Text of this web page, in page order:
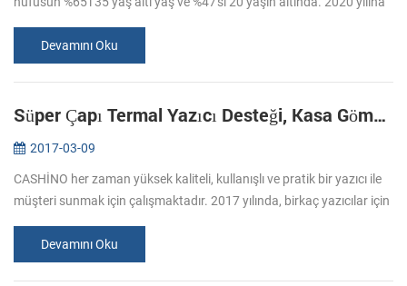
Devamını Oku
Süper Çapı Termal Yazıcı Desteği, Kasa Gömülü
2017-03-09
CASHİNO her zaman yüksek kaliteli, kullanışlı ve pratik bir yazıcı ile
müşteri sunmak için çalışmaktadır. 2017 yılında, birkaç yazıcılar için
Devamını Oku